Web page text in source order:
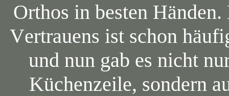
Orthos in besten
Vertrauens ist schon
und nun gab es nicht
Küchenzeile, sondern